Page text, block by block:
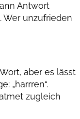
Antwort
Wer unzufrieden
aber es lässt
„harrren“.
zugleich